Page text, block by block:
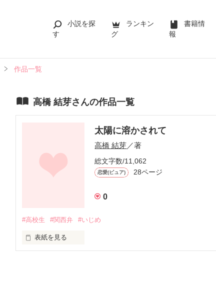
小説を探
す
ランキン
グ
書籍情
報
作品一覧
高橋 結芽さんの作品一覧
太陽に溶かされて
高橋 結芽／著
総文字数/11,062
恋愛(ピュア) 28ページ
0
#高校生 #関西弁 #いじめ
表紙を見る